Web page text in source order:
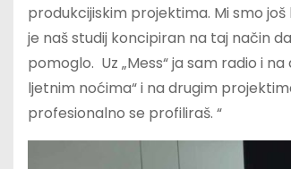
produkcijiskim projektima. Mi smo
je naš studij koncipiran na taj način
pomoglo. Uz „Mess“ ja sam radio i
ljetnim noćima“ i na drugim
profesionalno se profiliraš. “